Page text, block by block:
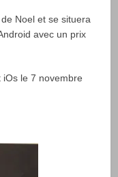
Noel et se situera
avec un prix
le 7 novembre